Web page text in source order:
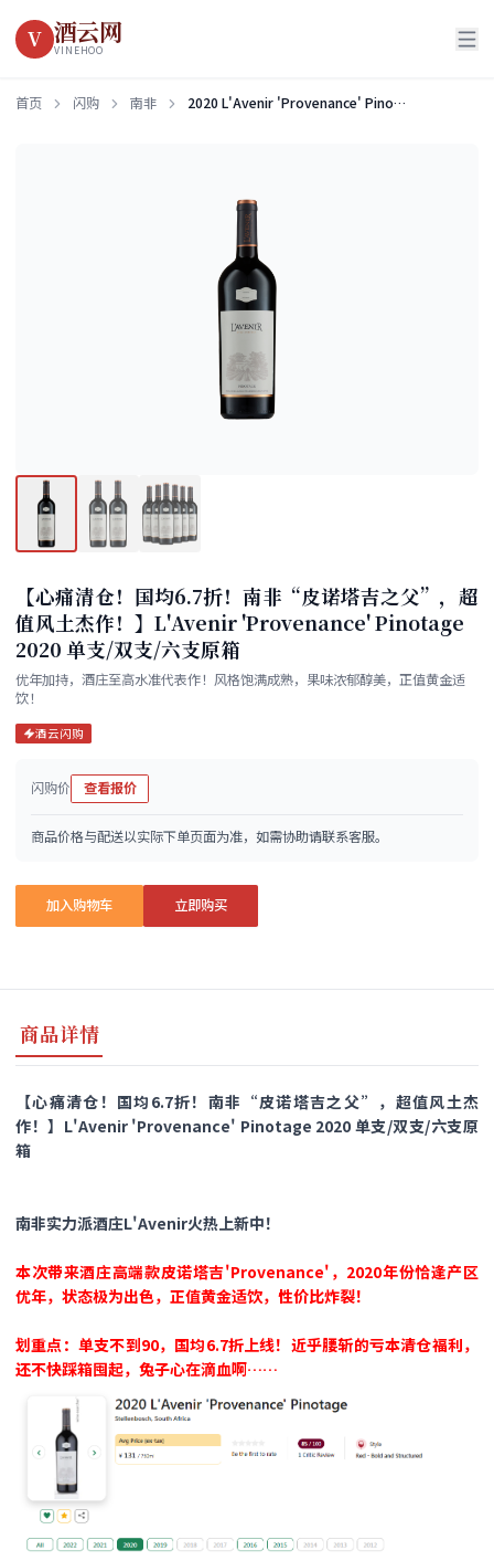
V 酒云网
VINEHOO
首页 闪购 南非 2020 L'Avenir 'Provenance' Pinotage
【心痛清仓！国均6.7折！南非“皮诺塔吉之父”，超
值风土杰作！】L'Avenir 'Provenance' Pinotage
2020 单支/双支/六支原箱
优年加持，酒庄至高水准代表作！风格饱满成熟，果味浓郁醇美，正值黄金适
饮！
酒云闪购
闪购价 查看报价
商品价格与配送以实际下单页面为准，如需协助请联系客服。
加入购物车 立即购买
商品详情
【心痛清仓！国均6.7折！南非“皮诺塔吉之父”，超值风土杰
作！】L'Avenir 'Provenance' Pinotage 2020 单支/双支/六支原
箱
南非实力派酒庄L'Avenir火热上新中！
本次带来酒庄高端款皮诺塔吉'Provenance'，2020年份恰逢产区
优年，状态极为出色，正值黄金适饮，性价比炸裂！
划重点：单支不到90，国均6.7折上线！近乎腰斩的亏本清仓福利，
还不快踩箱囤起，兔子心在滴血啊……